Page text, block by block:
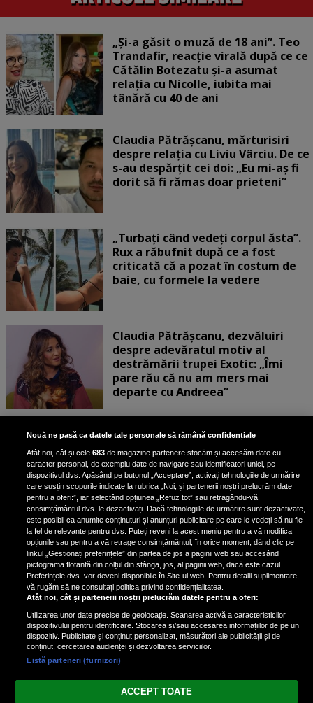
„Și-a găsit o muză de 18 ani”. Teo
Trandafir, reacție virală după ce ce
Cătălin Botezatu și-a asumat
relația cu Nicolle, iubita mai
tânără cu 40 de ani
Claudia Pătrășcanu, mărturisiri
despre relația cu Liviu Vârciu. De ce
s-au despărțit cei doi: „Eu mi-aș fi
dorit să fi rămas doar prieteni”
„Turbați când vedeți corpul ăsta”.
Rux a răbufnit după ce a fost
criticată că a pozat în costum de
baie, cu formele la vedere
Claudia Pătrășcanu, dezvăluiri
despre adevăratul motiv al
destrămării trupei Exotic: „Îmi
pare rău că nu am mers mai
departe cu Andreea”
Scene incredibile! Ilinca Vandici a
pus mâna pe aparatul de
fotografiat al unui paparazzo și i l-
a aruncat la gunoi: „S-a dus la
poliție. Nu mai aveam aer”
Oana Moșneagu, mărturisiri
despre începutul relației cu Vlad
Gherman: „Eu am fost îngrozită de
aceasta posibilă relație”
Nouă ne pasă ca datele tale personale să rămână confidențiale
Atât noi, cât și cele683 de magazine partenere stocăm și accesăm date cu
caracter personal, de exemplu date de navigare sau identificatori unici, pe
dispozitivul dvs. Apăsând pe butonul „Acceptare”, activați tehnologiile de urmărire
care susțin scopurile indicate la rubrica „Noi, și partenerii noștri prelucrăm date
pentru a oferi:”, iar selectând opțiunea „Refuz tot” sau retragându-vă
consimțământul dvs. le dezactivați. Dacă tehnologiile de urmărire sunt dezactivate,
este posibil ca anumite conținuturi și anunțuri publicitare pe care le vedeți să nu fie
la fel de relevante pentru dvs. Puteți reveni la acest meniu pentru a vă modifica
opțiunile sau pentru a vă retrage consimțământul, în orice moment, dând clic pe
linkul „Gestionați preferințele” din partea de jos a paginii web sau accesând
pictograma flotantă din colțul din stânga, jos, al paginii web, dacă este cazul.
Preferințele dvs. vor deveni disponibile în Site-ul web. Pentru detalii suplimentare,
vă rugăm să ne consultați politica privind confidențialitatea.
Atât noi, cât și partenerii noștri prelucrăm datele pentru a oferi:
Utilizarea unor date precise de geolocație. Scanarea activă a caracteristicilor
dispozitivului pentru identificare. Stocarea și/sau accesarea informațiilor de pe un
dispozitiv. Publicitate și conținut personalizat, măsurători ale publicității și de
conținut, cercetarea audienței și dezvoltarea serviciilor.
Listă parteneri (furnizori)
ACCEPT TOATE